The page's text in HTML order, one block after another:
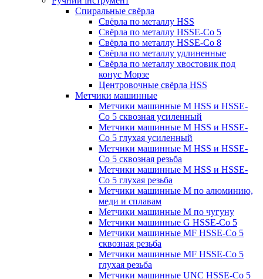
Спиральные свёрла
Свёрла по металлу HSS
Свёрла по металлу HSSE-Co 5
Свёрла по металлу HSSE-Co 8
Свёрла по металлу удлиненные
Свёрла по металлу хвостовик под
конус Морзе
Центровочные свёрла HSS
Метчики машинные
Метчики машинные M HSS и HSSE-
Co 5 сквозная усиленный
Метчики машинные M HSS и HSSE-
Co 5 глухая усиленный
Метчики машинные M HSS и HSSE-
Co 5 сквозная резьба
Метчики машинные M HSS и HSSE-
Co 5 глухая резьба
Метчики машинные M по алюминию,
меди и сплавам
Метчики машинные M по чугуну
Метчики машинные G HSSE-Co 5
Метчики машинные MF HSSE-Co 5
сквозная резьба
Метчики машинные MF HSSE-Co 5
глухая резьба
Метчики машинные UNC HSSE-Co 5